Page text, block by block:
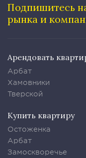
Подпишитесь
рынка и
Арендовать
Арбат
Хамовники
Тверской
Купить квартиру
Остоженка
Арбат
Замоскворечье